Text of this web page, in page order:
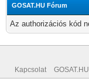
GOSAT.HU Fórum
Az authorizációs kód
Kapcsolat